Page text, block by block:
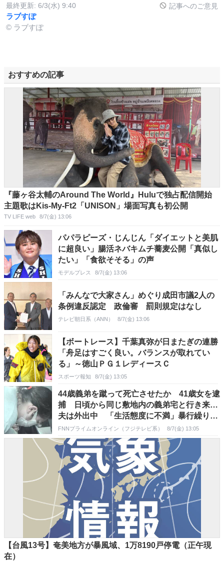
最終更新: 6/3(水) 9:40 記事へのご意見
ラブすぽ
© ラブすぽ
おすすめの記事
『藤ヶ谷太輔のAround The World』Huluで独占配信開始
主題歌はKis-My-Ft2「UNISON」場面写真も初公開
TV LIFE web 8/7(金) 13:06
パパラピーズ・じんじん「ダイエットと美肌
に超良い」腸活ネバキムチ蕎麦公開「真似し
たい」「食欲そそる」の声
モデルプレス 8/7(金) 13:06
「みんなで大家さん」めぐり成田市議2人の
条例違反認定 政倫審 罰則規定はなし
テレビ朝日系（ANN） 8/7(金) 13:06
【ボートレース】千葉真弥が日またぎの連勝
「舟足はすごく良い。バランスが取れてい
る」～徳山ＰＧ１レディースＣ
スポーツ報知 8/7(金) 13:05
44歳義弟を蹴って死亡させたか 41歳女を逮
捕 日頃から同じ敷地内の義弟宅と行き来…
夫は外出中 「生活態度に不満」暴行繰り返
したか
FNNプライムオンライン（フジテレビ系） 8/7(金) 13:05
【台風13号】奄美地方が暴風域、1万8190戸停電（正午現
在）